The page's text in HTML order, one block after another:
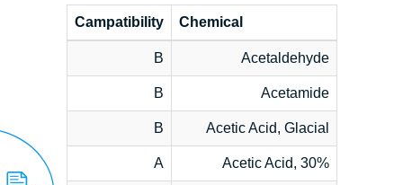
Chemical
Campatibility
Acetaldehyde
B
Acetamide
B
Acetic Acid, Glacial
B
Acetic Acid, 30%
A